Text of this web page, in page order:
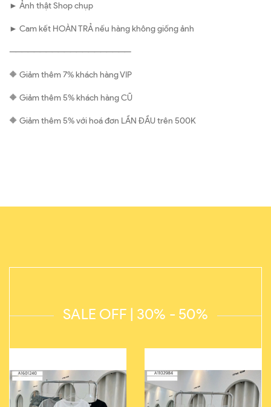
► Ảnh thật Shop chụp
► Cam kết HOÀN TRẢ nếu hàng không giống ảnh
————————————————————
🔶 Giảm thêm 7% khách hàng VIP
🔶 Giảm thêm 5% khách hàng CŨ
🔶 Giảm thêm 5% với hoá đơn LẦN ĐẦU trên 500K
SALE OFF | 30% - 50%